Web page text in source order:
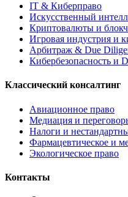
IT & Киберправо
Искусственный
Криптовалюты и
Игровая индустрия и
Арбитраж & Due
Кибербезопасность и
Классический консалтинг
Авиационное право
Медиация и
Налоги и
Фармацевтическое и
Экологическое право
Контакты